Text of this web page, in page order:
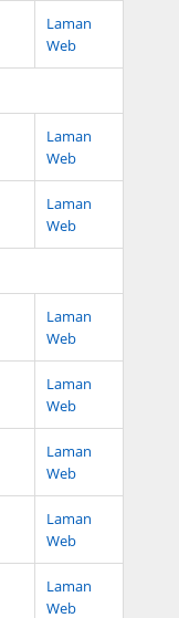
Laman
Web
Laman
Web
Laman
Web
Laman
Web
Laman
Web
Laman
Web
Laman
Web
Laman
Web